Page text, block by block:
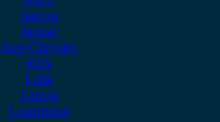
Jaecoo
Jaguar
Jeep Chrysler
KIA
Lada
Lancia
Leapmotor